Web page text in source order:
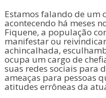
Estamos falando de um
acontecendo há meses
Fiquene, a população
manifestar ou
achincalhada,
ocupa um cargo de
suas redes sociais para
ameaças para pessoas
atitudes errôneas da